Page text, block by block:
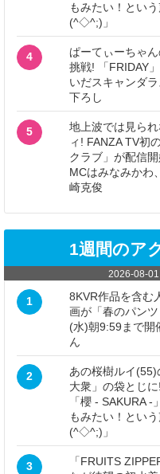
もみたい！とい
(^◇^;)」
4
ぱーてぃーちゃ
挑戦! 「FRIDAY
いだスキャンダ
下ろし
5
地上波では見ら
ィ! FANZA TV初
クラブ」が配信
MCはみなみかわ
崎克俊
1週間のア
2026-08-01
1
8KVR作品を含む
画が「春のパン
(水)朝9:59まで開
ん
2
あの桜樹ルイ(55)
大衆」の袋とじ
「櫻 - SAKURA
もみたい！とい
(^◇^;)」
3
「FRUITS